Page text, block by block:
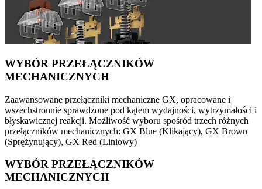
WYBÓR PRZEŁĄCZNIKÓW
MECHANICZNYCH
Zaawansowane przełączniki mechaniczne GX, opracowane i
wszechstronnie sprawdzone pod kątem wydajności, wytrzymałości i
błyskawicznej reakcji. Możliwość wyboru spośród trzech różnych
przełączników mechanicznych: GX Blue (Klikający), GX Brown
(Sprężynujący), GX Red (Liniowy)
WYBÓR PRZEŁĄCZNIKÓW
MECHANICZNYCH